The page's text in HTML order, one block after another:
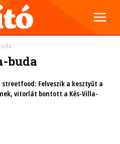
buda
streetfood: Felveszik a kesztyűt a
vitorlát bontott a Kés-Villa-